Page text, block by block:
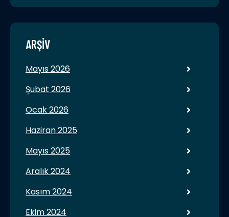
ARŞIV
Mayıs 2026
Şubat 2026
Ocak 2026
Haziran 2025
Mayıs 2025
Aralık 2024
Kasım 2024
Ekim 2024